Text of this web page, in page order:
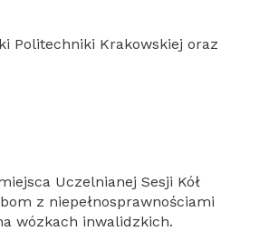
Politechniki Krakowskiej oraz
Uczelnianej Sesji Kół
z niepełnosprawnościami
wózkach inwalidzkich.